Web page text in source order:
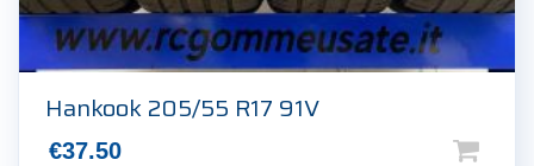
Hankook 205/55 R17 91V
€37.50